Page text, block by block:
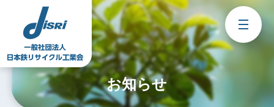
content
お知らせ